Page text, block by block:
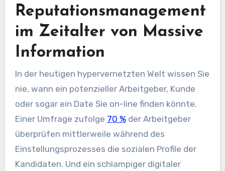
Reputationsmanagement
im Zeitalter von Massive
Information
In der heutigen hypervernetzten Welt wissen Sie
nie, wann ein potenzieller Arbeitgeber, Kunde
oder sogar ein Date Sie on-line finden könnte.
Einer Umfrage zufolge 70 %der Arbeitgeber
überprüfen mittlerweile während des
Einstellungsprozesses die sozialen Profile der
Kandidaten. Und ein schlampiger digitaler